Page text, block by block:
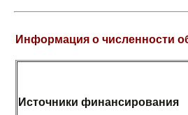
Информация о численности
Источники финансирования